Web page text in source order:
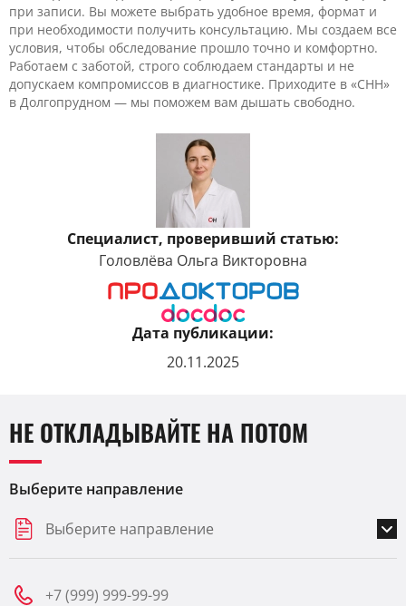
при записи. Вы можете выбрать удобное время, формат и
при необходимости получить консультацию. Мы создаем все
условия, чтобы обследование прошло точно и комфортно.
Работаем с заботой, строго соблюдаем стандарты и не
допускаем компромиссов в диагностике. Приходите в «CHH»
в Долгопрудном — мы поможем вам дышать свободно.
Специалист, проверивший статью:
Головлёва Ольга Викторовна
Дата публикации:
20.11.2025
НЕ ОТКЛАДЫВАЙТЕ НА ПОТОМ
Выберите направление
Выберите направление